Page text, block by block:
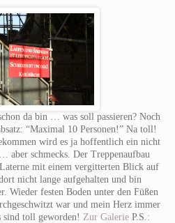
da bin … was soll passieren? Noch
“Maximal 10 Personen!” Na toll!
wird es ja hoffentlich ein nicht
aber schmecks. Der Treppenaufbau
mit einem vergitterten Blick auf
nicht lange aufgehalten und bin
Wieder festen Boden unter den Füßen
war und mein Herz immer
toll geworden! Zur GalerieP.S.: